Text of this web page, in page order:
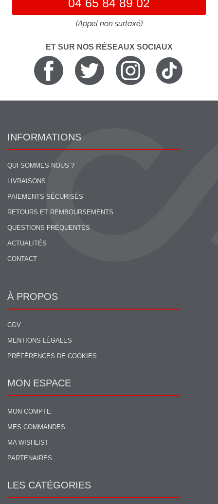
04 65 84 89 02
(Appel non surtaxé)
ET SUR NOS RÉSEAUX SOCIAUX
INFORMATIONS
QUI SOMMES NOUS ?
LIVRAISONS
PAIEMENTS SÉCURISÉS
RETOURS ET REMBOURSEMENTS
QUESTIONS FRÉQUENTES
ACTUALITÉS
CONTACT
À PROPOS
CGV
MENTIONS LÉGALES
PRÉFÉRENCES DE COOKIES
MON ESPACE
MON COMPTE
MES COMMANDES
MA WISHLIST
PARTENAIRES
LES CATÉGORIES